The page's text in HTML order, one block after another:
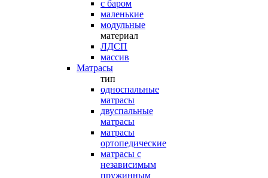
с баром
маленькие
модульные
материал
ЛДСП
массив
Матрасы
тип
односпальные
матрасы
двуспальные
матрасы
матрасы
ортопедические
матрасы с
независимым
пружинным